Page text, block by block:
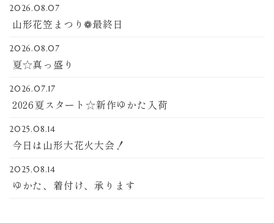
2026.08.07
山形花笠まつり❁最終日
2026.08.07
夏☆真っ盛り
2026.07.17
2026夏スタート☆新作ゆかた入荷
2025.08.14
今日は山形大花火大会！
2025.08.14
ゆかた、着付け、承ります